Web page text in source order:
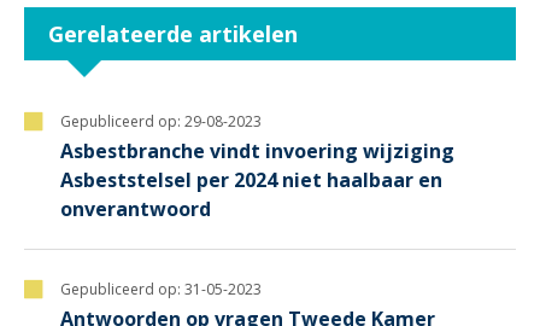
Gerelateerde artikelen
Gepubliceerd op: 29-08-2023
Asbestbranche vindt invoering wijziging
Asbeststelsel per 2024 niet haalbaar en
onverantwoord
Gepubliceerd op: 31-05-2023
Antwoorden op vragen Tweede Kamer